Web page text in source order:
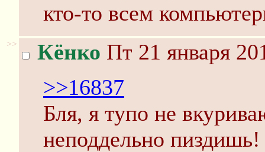
кто-то всем
>> Кёнко Пт 21 января
>>16837
Бля, я тупо не
неподдельно